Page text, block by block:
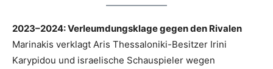
2023–2024: Verleumdungsklage gegen den Rivalen
Marinakis verklagt Aris Thessaloniki-Besitzer Irini
Karypidou und israelische Schauspieler wegen